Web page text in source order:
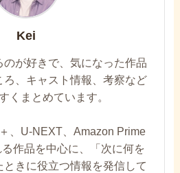
Kei
が好きで、気になった作品
、キャスト情報、考察など
くまとめています。
、U-NEXT、Amazon Prime
作品を中心に、「次に何を
きに役立つ情報を発信して